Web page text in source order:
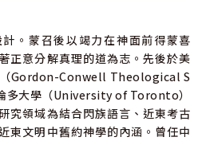
。蒙召後以竭力在神面前得蒙喜
正意分解真理的道為志。先後於美
Gordon-Conwell Theological S
多大學（University of Toronto）
究領域為結合閃族語言、近東考古
東文明中舊約神學的內涵。曾任中